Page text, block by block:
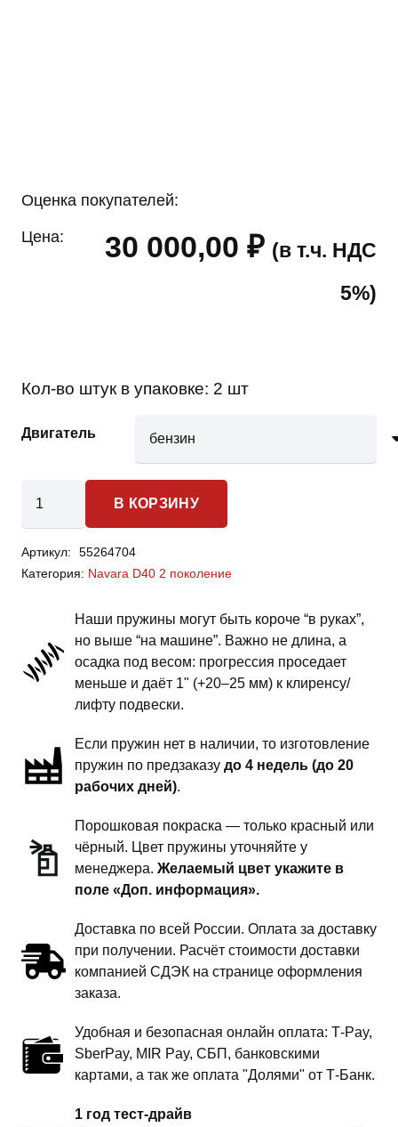
Оценка покупателей:
Цена: 30 000,00 ₽ (в т.ч. НДС
5%)
Кол-во штук в упаковке: 2 шт
Двигатель
товара
Navara
D40
поколение
пружины
передней
1.5
обвес
В КОРЗИНУ
Артикул:
55264704
Категория: Navara D40 2 поколение
Наши пружины могут быть короче “в руках”,
но выше “на машине”. Важно не длина, а
осадка под весом: прогрессия проседает
меньше и даёт 1" (+20–25 мм) к клиренсу/
лифту подвески.
Если пружин нет в наличии, то изготовление
пружин по предзаказу до 4 недель (до 20
рабочих дней).
Порошковая покраска — только красный или
чёрный. Цвет пружины уточняйте у
менеджера. Желаемый цвет укажите в
поле «Доп. информация».
Доставка по всей России. Оплата за доставку
при получении. Расчёт стоимости доставки
компанией СДЭК на странице оформления
заказа.
Удобная и безопасная онлайн оплата: T‑Pay,
SberPay, MIR Pay, СБП, банковскими
картами, а так же оплата "Долями" от Т-Банк.
1 год тест-драйв